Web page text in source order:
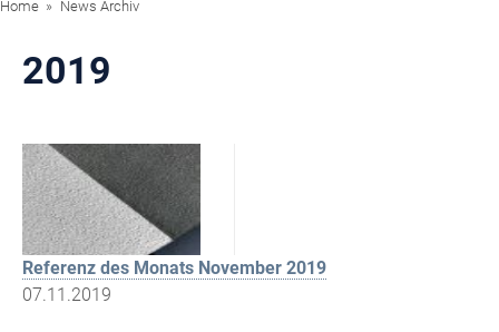
Home News Archiv
2019
Referenz des Monats November 2019
07.11.2019